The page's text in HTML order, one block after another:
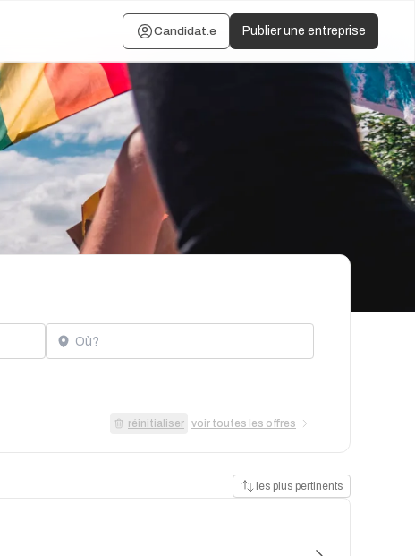
Candidat.e Publier une entreprise
Localisation
réinitialiser voir toutes les offres
les plus pertinents